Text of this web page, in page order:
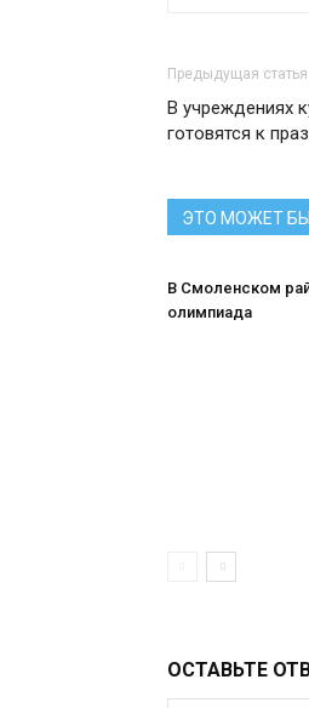
Предыдущая статья
В учреждениях
готовятся к
ЭТО МОЖЕТ
В Смоленском
олимпиада
ОСТАВЬТЕ